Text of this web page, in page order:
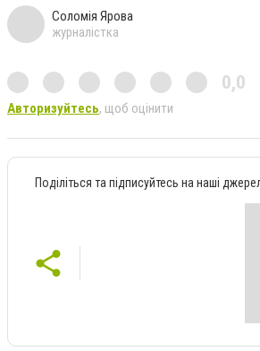
Соломія Ярова
журналістка
0,0
Авторизуйтесь, щоб оцінити
Поділіться та підписуйтесь на наші